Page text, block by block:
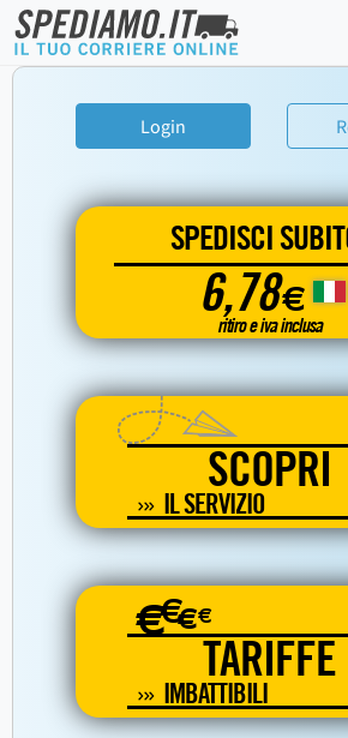
Login
SPEDISCI
6,78€
ritiro e iva inclusa
SCOPRI
IL SERVIZIO
€€€€
TARIFFE
IMBATTIBILI